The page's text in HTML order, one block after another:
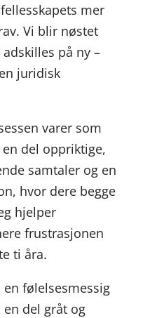
mer
Vi blir nøstet
på ny –
juridisk
varer som
del oppriktige,
samtaler og en
hvor dere begge
hjelper
frustrasjonen
ti åra.
følelsesmessig
del gråt og